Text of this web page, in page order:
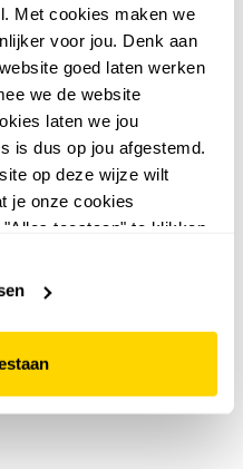
Met cookies maken we
voor jou. Denk aan
goed laten werken
we de website
laten we jou
is dus op jou afgestemd.
op deze wijze wilt
je onze cookies
toestaan" te klikken.